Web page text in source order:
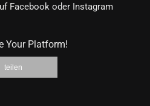
Facebook oder Instagram
Your Platform!
teilen